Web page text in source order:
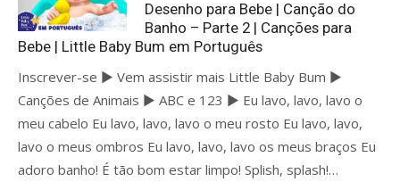
Desenho para Bebe | Canção do
Banho – Parte 2 | Canções para
Bebe | Little Baby Bum em Português
Inscrever-se ► Vem assistir mais Little Baby Bum ►
Canções de Animais ► ABC e 123 ► Eu lavo, lavo, lavo o
meu cabelo Eu lavo, lavo, lavo o meu rosto Eu lavo, lavo,
lavo o meus ombros Eu lavo, lavo, lavo os meus braços Eu
adoro banho! É tão bom estar limpo! Splish, splash!…